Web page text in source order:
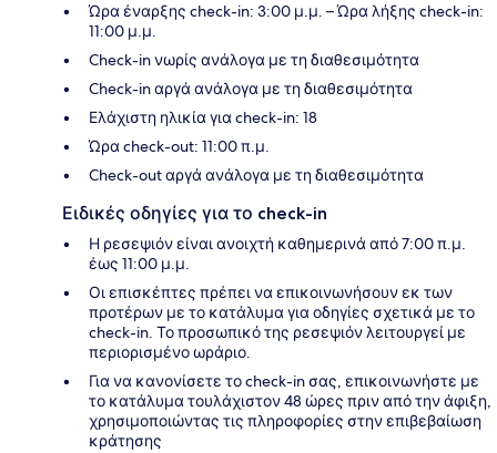
Ώρα έναρξης check-in: 3:00 μ.μ. – Ώρα λήξης check-in:
11:00 μ.μ.
Check-in νωρίς ανάλογα με τη διαθεσιμότητα
Check-in αργά ανάλογα με τη διαθεσιμότητα
Ελάχιστη ηλικία για check-in: 18
Ώρα check-out: 11:00 π.μ.
Check-out αργά ανάλογα με τη διαθεσιμότητα
Ειδικές οδηγίες για το check-in
Η ρεσεψιόν είναι ανοιχτή καθημερινά από 7:00 π.μ.
έως 11:00 μ.μ.
Οι επισκέπτες πρέπει να επικοινωνήσουν εκ των
προτέρων με το κατάλυμα για οδηγίες σχετικά με το
check-in. Το προσωπικό της ρεσεψιόν λειτουργεί με
περιορισμένο ωράριο.
Για να κανονίσετε το check-in σας, επικοινωνήστε με
το κατάλυμα τουλάχιστον 48 ώρες πριν από την άφιξη,
χρησιμοποιώντας τις πληροφορίες στην επιβεβαίωση
κράτησης